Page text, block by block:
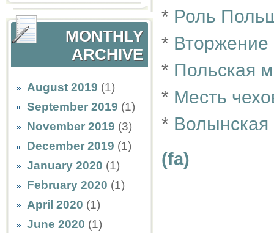
MONTHLY
ARCHIVE
August 2019 (1)
September 2019 (1)
November 2019 (3)
December 2019 (1)
January 2020 (1)
February 2020 (1)
April 2020 (1)
June 2020 (1)
* Роль
*
* Польская
* Месть
* Волынская
(fa)